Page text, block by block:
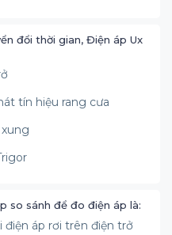
đổi thời gian, Điện áp Ux
tín hiệu rang cưa
so sánh để đo điện áp là:
điện áp rơi trên điện trở